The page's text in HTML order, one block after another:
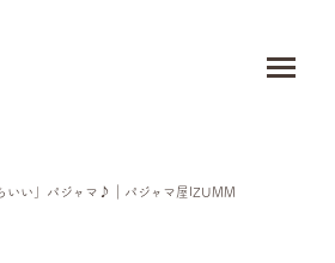
いい」パジャマ♪｜パジャマ屋IZUMM